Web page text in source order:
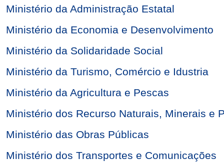
Ministério da Administração Estatal
Ministério da Economia e Desenvolvimento
Ministério da Solidaridade Social
Ministério da Turismo, Comércio e Idustria
Ministério da Agricultura e Pescas
Ministério dos Recurso Naturais, Minerais e
Ministério das Obras Públicas
Ministério dos Transportes e Comunicações